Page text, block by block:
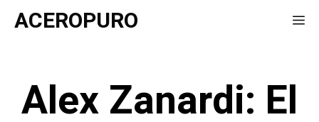
Saltar
ACEROPURO
Alex Zanardi: El